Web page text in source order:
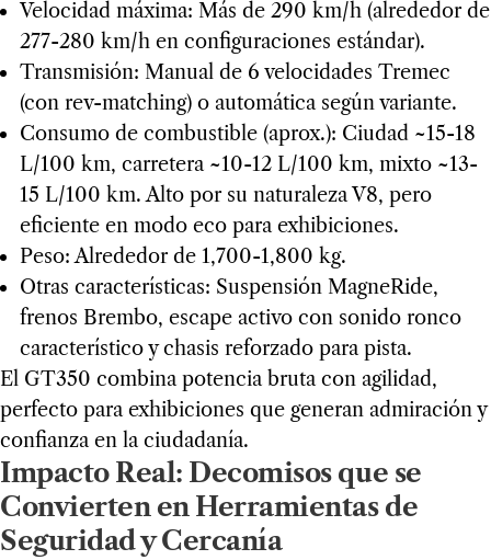
Velocidad máxima: Más de 290 km/h (alrededor de
277-280 km/h en configuraciones estándar).
Transmisión: Manual de 6 velocidades Tremec
(con rev-matching) o automática según variante.
Consumo de combustible (aprox.): Ciudad ~15-18
L/100 km, carretera ~10-12 L/100 km, mixto ~13-
15 L/100 km. Alto por su naturaleza V8, pero
eficiente en modo eco para exhibiciones.
Peso: Alrededor de 1,700-1,800 kg.
Otras características: Suspensión MagneRide,
frenos Brembo, escape activo con sonido ronco
característico y chasis reforzado para pista.
El GT350 combina potencia bruta con agilidad,
perfecto para exhibiciones que generan admiración y
confianza en la ciudadanía.
Impacto Real: Decomisos que se
Convierten en Herramientas de
Seguridad y Cercanía